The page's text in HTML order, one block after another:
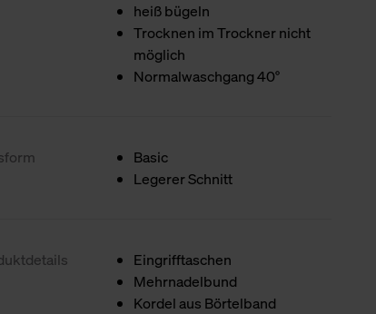
heiß bügeln
Trocknen im Trockner nicht
möglich
Normalwaschgang 40°
Basic
Legerer Schnitt
Eingrifftaschen
Mehrnadelbund
Kordel aus Börtelband